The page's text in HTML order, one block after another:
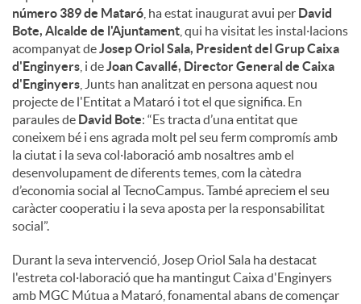
número 389 de Mataró , ha estat inaugurat avui per David
Bote, Alcalde de l'Ajuntament , qui ha visitat les instal·lacions
acompanyat de Josep Oriol Sala, President del Grup Caixa
d'Enginyers , i de Joan Cavallé, Director General de Caixa
d'Enginyers , Junts han analitzat en persona aquest nou
projecte de l'Entitat a Mataró i tot el que significa. En
paraules de David Bote: “Es tracta d’una entitat que
coneixem bé i ens agrada molt pel seu ferm compromís amb
la ciutat i la seva col·laboració amb nosaltres amb el
desenvolupament de diferents temes, com la càtedra
d’economia social al TecnoCampus. També apreciem el seu
caràcter cooperatiu i la seva aposta per la responsabilitat
social”.
Durant la seva intervenció, Josep Oriol Sala ha destacat
l'estreta col·laboració que ha mantingut Caixa d'Enginyers
amb MGC Mútua a Mataró, fonamental abans de començar